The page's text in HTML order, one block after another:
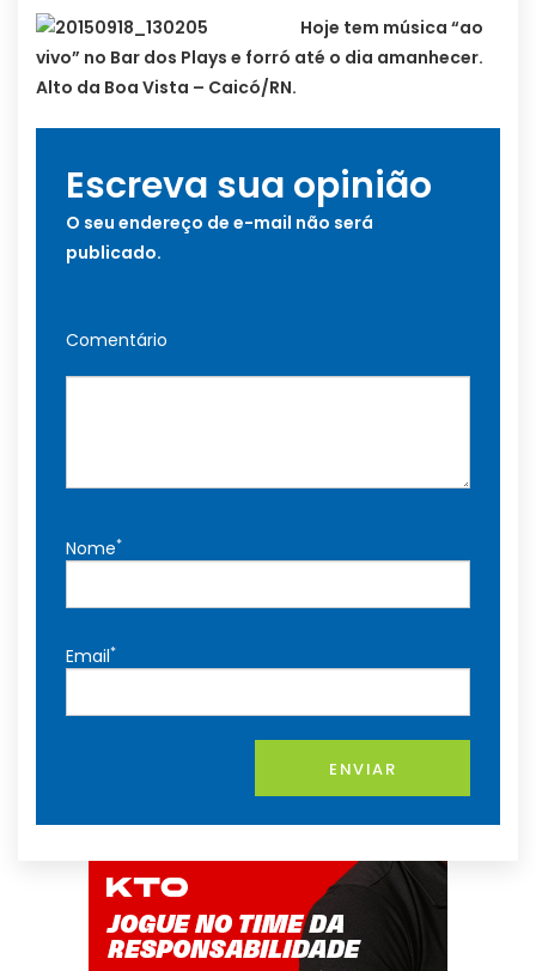
Hoje tem música “ao
vivo” no Bar dos Plays e forró até o dia amanhecer.
Alto da Boa Vista – Caicó/RN.
Escreva sua opinião
O seu endereço de e-mail não será
publicado.
Comentário
Nome*
Email*
ENVIAR